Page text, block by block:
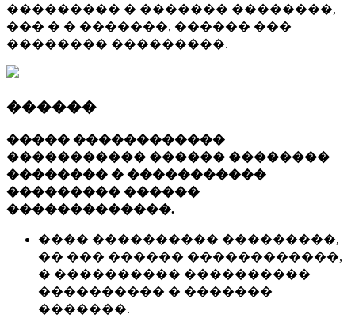
��������� � ������� ��������,
��� � � �������, ������ ���
�������� ���������.
������
����� ������������
����������� ������ ��������
�������� � �����������
��������� ������
�������������.
���� ���������� ���������,
�� ��� ������ ������������,
� ���������� ����������
���������� � �������
�������.